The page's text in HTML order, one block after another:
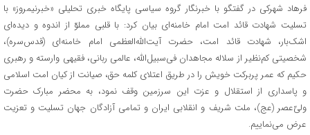
فرهاد شهرکی در گفتگو با خبرنگار گروه سیاسی پایگاه خبری تحلیلی «خبرنیمروز» با
تسلیت شهادت قائد امت امام خامنه‌ای بیان کرد: با قلبی مملوّ از اندوه و دیده‌ای
اشک‌بار، شهادت قائد امت، حضرت آیت‌الله‌العظمی امام خامنه‌ای (قدس‌سره)،
شخصیتی کم‌نظیر از سلاله مجاهدان فی‌سبیل‌الله، عالمی ربانی، فقیهی وارسته و رهبری
حکیم که عمر پربرکت خویش را در طریق اعتلای کلمه حق، صیانت از کیان امت اسلامی
و پاسداری از استقلال و عزت این سرزمین وقف نمود، به محضر مبارک حضرت
ولیّ‌عصر (عج)، ملت شریف و انقلابی ایران و تمامی آزادگان جهان تسلیت و تعزیت
عرض می‌نماییم.